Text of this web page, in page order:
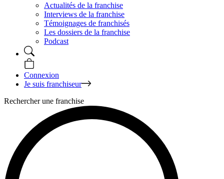
Actualités de la franchise
Interviews de la franchise
Témoignages de franchisés
Les dossiers de la franchise
Podcast
Connexion
Je suis franchiseur
Rechercher une franchise